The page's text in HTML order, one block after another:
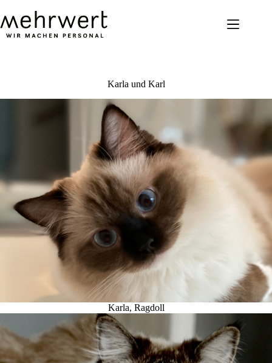
Inhalt
springen
Karla und Karl
Karla, Ragdoll